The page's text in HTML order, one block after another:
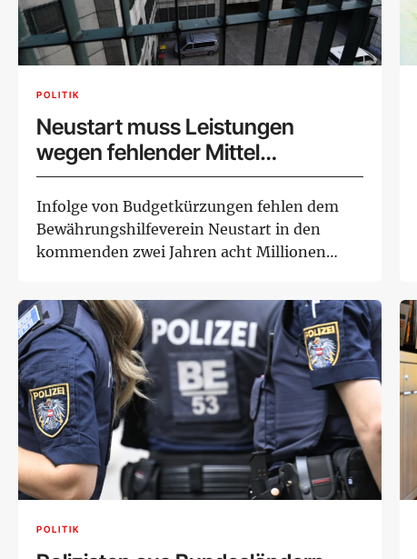
POLITIK
Neustart muss Leistungen
wegen fehlender Mittel
einschränken
Infolge von Budgetkürzungen fehlen dem
Bewährungshilfeverein Neustart in den
kommenden zwei Jahren acht Millionen
POLITIK